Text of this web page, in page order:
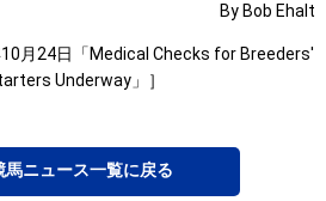
By Bob Ehalt
月24日「Medical Checks for Breeders'
Underway」］
馬ニュース一覧に戻る